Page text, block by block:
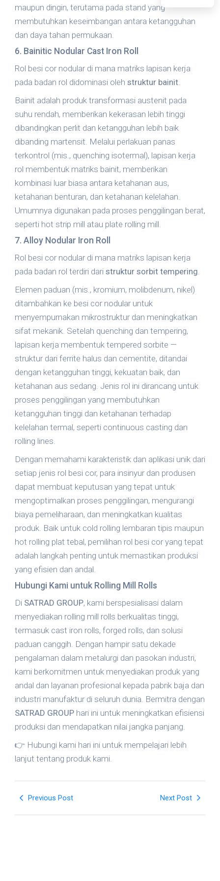
maupun dingin, terutama pada stand yang
membutuhkan keseimbangan antara ketangguhan
dan daya tahan permukaan.
6. Bainitic Nodular Cast Iron Roll
Rol besi cor nodular di mana matriks lapisan kerja
pada badan rol didominasi oleh struktur bainit.
Bainit adalah produk transformasi austenit pada
suhu rendah, memberikan kekerasan lebih tinggi
dibandingkan perlit dan ketangguhan lebih baik
dibanding martensit. Melalui perlakuan panas
terkontrol (mis., quenching isotermal), lapisan kerja
rol membentuk matriks bainit, memberikan
kombinasi luar biasa antara ketahanan aus,
ketahanan benturan, dan ketahanan kelelahan.
Umumnya digunakan pada proses penggilingan berat,
seperti hot strip mill atau plate rolling mill.
7. Alloy Nodular Iron Roll
Rol besi cor nodular di mana matriks lapisan kerja
pada badan rol terdiri dari struktur sorbit tempering.
Elemen paduan (mis., kromium, molibdenum, nikel)
ditambahkan ke besi cor nodular untuk
menyempurnakan mikrostruktur dan meningkatkan
sifat mekanik. Setelah quenching dan tempering,
lapisan kerja membentuk tempered sorbite —
struktur dari ferrite halus dan cementite, ditandai
dengan ketangguhan tinggi, kekuatan baik, dan
ketahanan aus sedang. Jenis rol ini dirancang untuk
proses penggilingan yang membutuhkan
ketangguhan tinggi dan ketahanan terhadap
kelelahan termal, seperti continuous casting dan
rolling lines.
Dengan memahami karakteristik dan aplikasi unik dari
setiap jenis rol besi cor, para insinyur dan produsen
dapat membuat keputusan yang tepat untuk
mengoptimalkan proses penggilingan, mengurangi
biaya pemeliharaan, dan meningkatkan kualitas
produk. Baik untuk cold rolling lembaran tipis maupun
hot rolling plat tebal, pemilihan rol besi cor yang tepat
adalah langkah penting untuk memastikan produksi
yang efisien dan andal.
Hubungi Kami untuk Rolling Mill Rolls
Di SATRAD GROUP, kami berspesialisasi dalam
menyediakan rolling mill rolls berkualitas tinggi,
termasuk cast iron rolls, forged rolls, dan solusi
paduan canggih. Dengan hampir satu dekade
pengalaman dalam metalurgi dan pasokan industri,
kami berkomitmen untuk menyediakan produk yang
andal dan layanan profesional kepada pabrik baja dan
industri manufaktur di seluruh dunia. Bermitra dengan
SATRAD GROUP hari ini untuk meningkatkan efisiensi
produksi dan mendapatkan nilai jangka panjang.
👉 Hubungi kami hari ini untuk mempelajari lebih
lanjut tentang produk kami.
Previous Post Next Post